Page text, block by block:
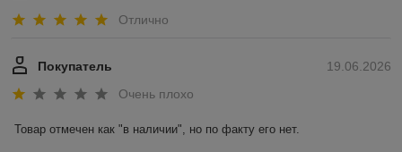
Отлично
19.06.2026
Покупатель
Очень плохо
Товар отмечен как "в наличии", но по факту его нет.